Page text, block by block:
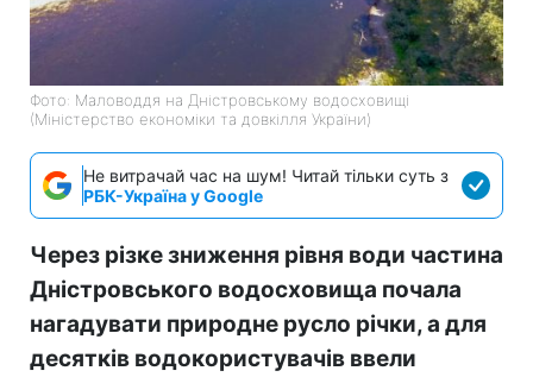
Фото: Маловоддя на Дністровському водосховищі
(Міністерство економіки та довкілля України)
Не витрачай час на шум! Читай тільки суть з
РБК-Україна у Google
Через різке зниження рівня води частина
Дністровського водосховища почала
нагадувати природне русло річки, а для
десятків водокористувачів ввели